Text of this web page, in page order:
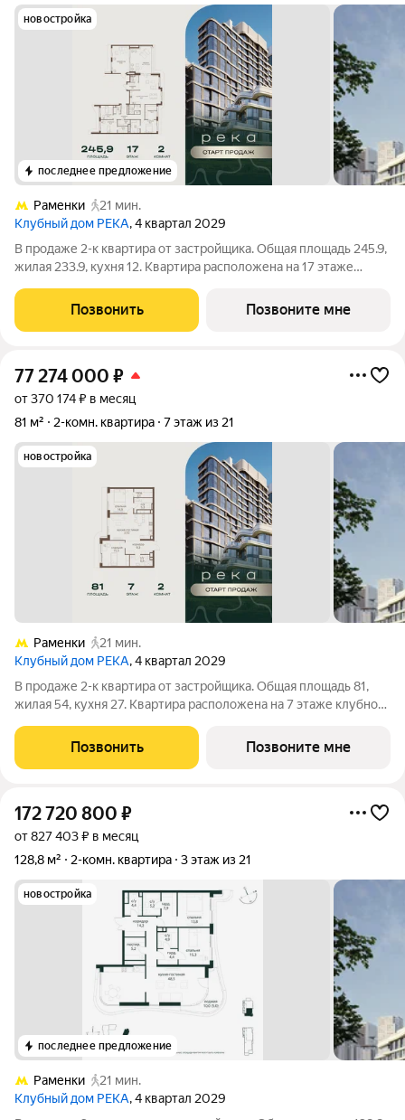
новостройка
последнее предложение
Раменки
21 мин.
Клубный дом РЕКА, 4 квартал 2029
В продаже 2-к квартира от застройщика. Общая площадь 245.9,
жилая 233.9, кухня 12. Квартира расположена на 17 этаже
кв. 2029 года. Высота потолка до 3.65 метра в квартирах и до
4,5 м в
Позвонить Позвоните мне
77 274 000 ₽
от 370 174 ₽ в месяц
81 м²
2-комн. квартира 7 этаж из 21
новостройка
Раменки
21 мин.
Клубный дом РЕКА, 4 квартал 2029
В продаже 2-к квартира от застройщика. Общая площадь 81,
жилая 54, кухня 27. Квартира расположена на 7 этаже клубного
года. Высота потолка до 3.65 метра в квартирах и до 4,5 м в
пентхаусах,
Позвонить Позвоните мне
172 720 800 ₽
от 827 403 ₽ в месяц
128,8 м²
2-комн. квартира 3 этаж из 21
новостройка
последнее предложение
Раменки
21 мин.
Клубный дом РЕКА, 4 квартал 2029